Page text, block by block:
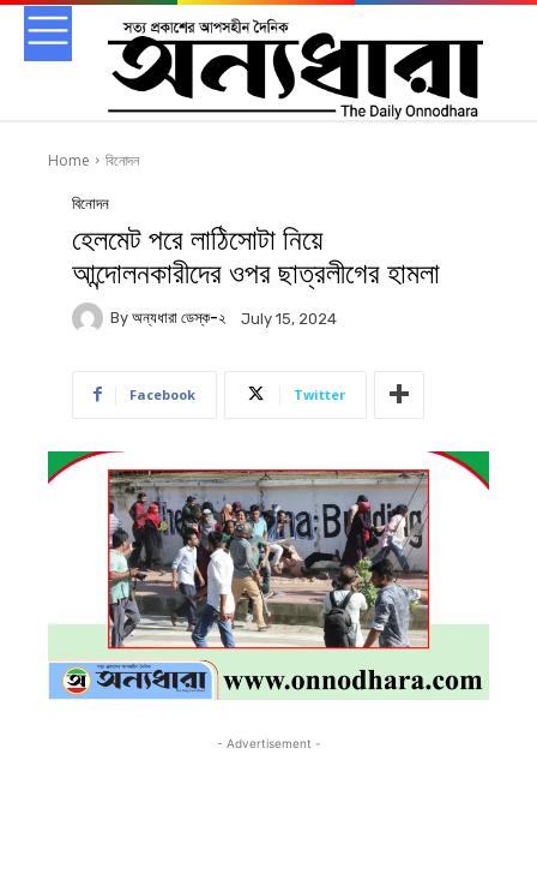
Home বিনোদন
বিনোদন
হেলমেট পরে লাঠিসোটা নিয়ে
আন্দোলনকারীদের ওপর ছাত্রলীগের হামলা
By অন্যধারা ডেস্ক-২ July 15, 2024
Facebook Twitter
- Advertisement -